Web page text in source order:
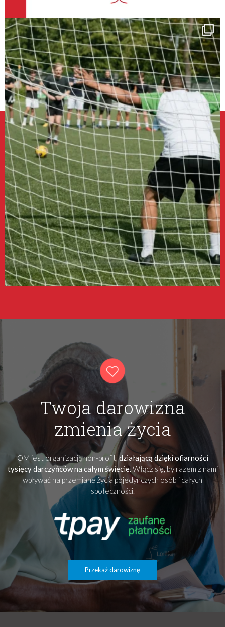
Twoja darowizna
zmienia życia
OM jest organizacją non-profit,działającą dzięki ofiarności
tysięcy darczyńców na całym świecie. Włącz się, by razem z nami
wpływać na przemianę życia pojedynczych osób i całych
społeczności.
Przekaż darowiznę